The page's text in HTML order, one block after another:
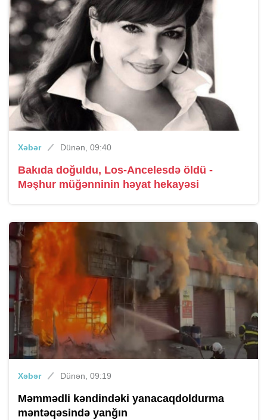
Xəbər Dünən, 09:40
Bakıda doğuldu, Los-Ancelesdə öldü -
Məşhur müğənninin həyat hekayəsi
Xəbər Dünən, 09:19
Məmmədli kəndindəki yanacaqdoldurma
məntəqəsində yanğın